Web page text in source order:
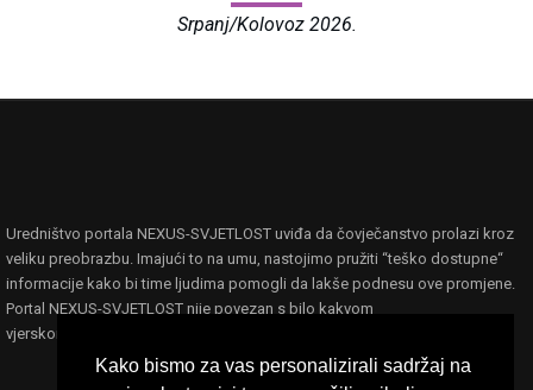
Kako bismo za vas personalizirali sadržaj na
Srpanj/Kolovoz 2026.
Uredništvo portala NEXUS-SVJETLOST uviđa da čovječanstvo prolazi kroz
veliku preobrazbu. Imajući to na umu, nastojimo pružiti “teško dostupne“
informacije kako bi time ljudima pomogli da lakše podnesu ove promjene.
Portal NEXUS-SVJETLOST nije povezan s bilo kakvom
vjerskom,filozofskom ili političkom ideologijom ili organizacijom.